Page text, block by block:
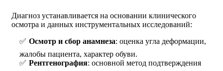
Диагноз устанавливается на основании клинического
осмотра и данных инструментальных исследований:
Осмотр и сбор анамнеза: оценка угла деформации,
жалобы пациента, характер обуви.
Рентгенография: основной метод подтверждения